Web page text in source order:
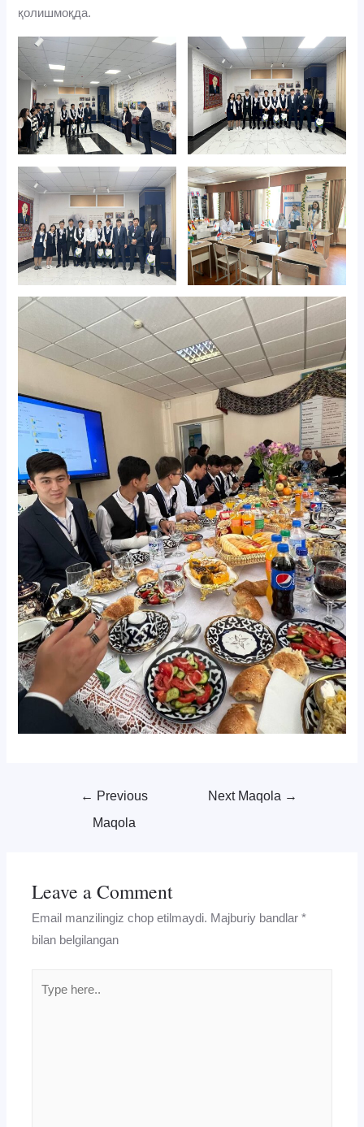
қолишмоқда.
← Previous
Maqola
Next Maqola →
Leave a Comment
Email manzilingiz chop etilmaydi. Majburiy bandlar*
bilan belgilangan